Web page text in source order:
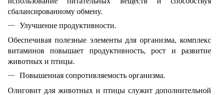
сбалансированному обмену.
Улучшение продуктивности.
Обеспечивая полезные элементы для организма, комплекс
витаминов повышает продуктивность, рост и развитие
животных и птицы.
Повышенная сопротивляемость организма.
Олиговит для животных и птицы служит дополнительной